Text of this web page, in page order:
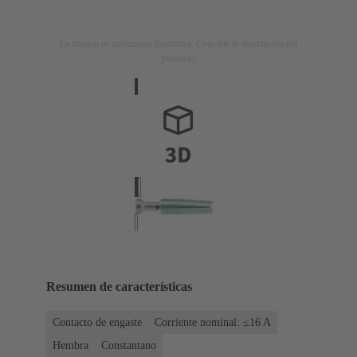
Resumen de características
Contacto de engaste
Corriente nominal: ≤16 A
Hembra
Constantano